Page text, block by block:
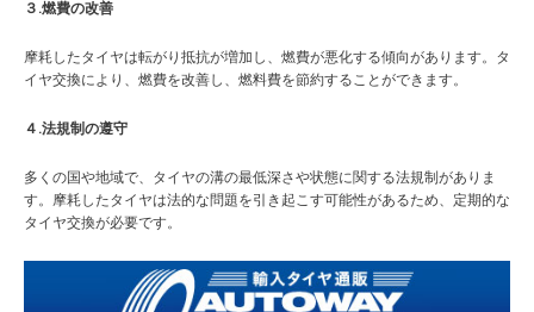
３.燃費の改善
摩耗したタイヤは転がり抵抗が増加し、燃費が悪化する傾向があります。タ
イヤ交換により、燃費を改善し、燃料費を節約することができます。
４.法規制の遵守
多くの国や地域で、タイヤの溝の最低深さや状態に関する法規制がありま
す。摩耗したタイヤは法的な問題を引き起こす可能性があるため、定期的な
タイヤ交換が必要です。